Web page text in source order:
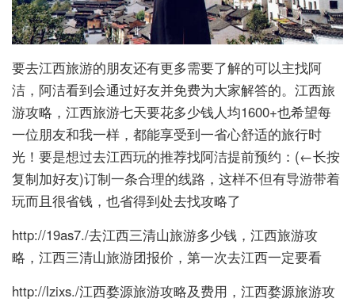
要去江西旅游的朋友还有更多需要了解的可以主找阿
洁，阿洁看到会通过好友并免费为大家解答的。江西旅
游攻略，江西旅游七天要花多少钱人均1600+也希望每
一位朋友和我一样，都能享受到一省心舒适的旅行时
光！要是想过去江西玩的推荐找阿洁提前预约： (←长按
复制加好友)订制一条合理的线路，这样不但有导游带着
玩而且很省钱，也省得到处去找攻略了
http://19as7./去江西三清山旅游多少钱，江西旅游攻
略，江西三清山旅游团报价，第一次去江西一定要看
http://lzixs./江西婺源旅游攻略及费用，江西婺源旅游攻